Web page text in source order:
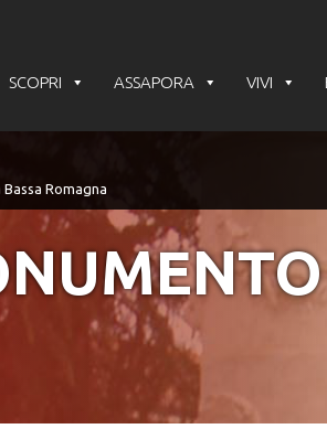
SCOPRI ASSAPORA VIVI